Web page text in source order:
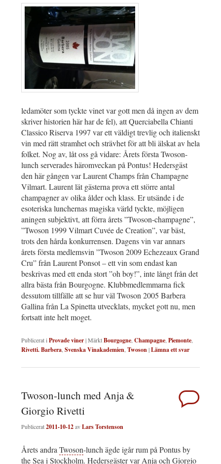
ledamöter som tyckte vinet var gott men då ingen av dem
skriver historien här har de fel), att Querciabella Chianti
Classico Riserva 1997 var ett väldigt trevlig och italienskt
vin med rätt stramhet och strävhet för att bli älskat av hela
folket. Nog av, låt oss gå vidare: Årets första Twoson-
lunch serverades häromveckan på Pontus! Hedersgäst
den här gången var Laurent Champs från Champagne
Vilmart. Laurent lät gästerna prova ett större antal
champagner av olika ålder och klass. Er utsände i de
esoteriska lunchernas magiska värld tyckte, möjligen
aningen subjektivt, att förra årets ”Twoson-champagne”,
”Twoson 1999 Vilmart Cuvée de Creation”, var bäst,
trots den hårda konkurrensen. Dagens vin var annars
årets första medlemsvin ”Twoson 2009 Echezeaux Grand
Cru” från Laurent Ponsot – ett vin som endast kan
beskrivas med ett enda stort ”oh boy!”, inte långt från det
allra bästa från Bourgogne. Klubbmedlemmarna fick
dessutom tillfälle att se hur väl Twoson 2005 Barbera
Gallina från La Spinetta utvecklats, mycket gott nu, men
fortsatt inte helt moget.
Publicerat iProvade viner|MärktBourgogne,Champagne,Piemonte,
Rivetti. Barbera,Svenska Vinakademien,Twoson|Lämna ett svar
Twoson-lunch med Anja &
Giorgio Rivetti
Publicerat2011-10-12avLars Torstenson
Årets andra Twoson-lunch ägde igår rum på Pontus by
the Sea i Stockholm. Hedersgäster var Anja och Giorgio